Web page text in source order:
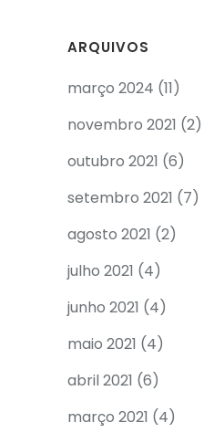
ARQUIVOS
março 2024 (11)
novembro 2021 (2)
outubro 2021 (6)
setembro 2021 (7)
agosto 2021 (2)
julho 2021 (4)
junho 2021 (4)
maio 2021 (4)
abril 2021 (6)
março 2021 (4)